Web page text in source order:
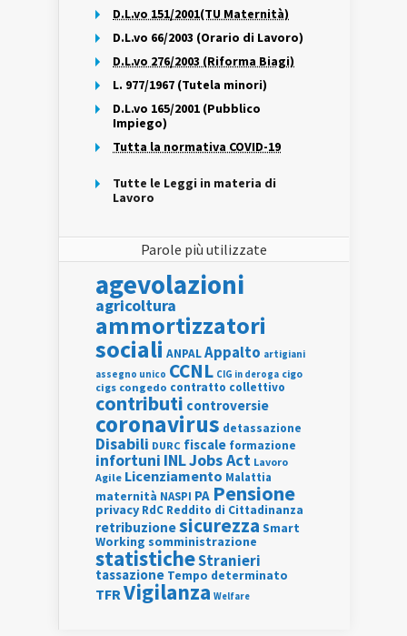
D.L.vo 151/2001(TU Maternità)
D.L.vo 66/2003 (Orario di Lavoro)
D.L.vo 276/2003 (Riforma Biagi)
L. 977/1967 (Tutela minori)
D.L.vo 165/2001 (Pubblico
Impiego)
Tutta la normativa COVID-19
Tutte le Leggi in materia di
Lavoro
Parole più utilizzate
agevolazioni
agricoltura
ammortizzatori
sociali ANPALAppalto artigiani
assegno unico CCNL CIG in deroga cigo
cigs congedo contratto collettivo
contributi controversie
coronavirus detassazione
Disabili DURC fiscale formazione
infortuni INLJobs Act Lavoro
Agile Licenziamento Malattia
maternità NASPI PA Pensione
privacy RdC Reddito di Cittadinanza
retribuzionesicurezza Smart
Working somministrazione
statisticheStranieri
tassazione Tempo determinato
TFRVigilanza Welfare